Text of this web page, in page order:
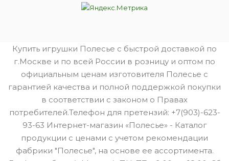
Купить игрушки Полесье с быстрой доставкой по
г.Москве и по всей России в розницу и оптом по
официальным ценам изготовителя Полесье с
гарантией качества и полной поддержкой покупки
в соответствии с законом о Правах
потребителей.Телефон для претензий: +7(903)-623-
93-63 Интернет-магазин «Полесье» - Каталог
продукции с ценами с учетом рекомендации
фабрики "Полесье", на основе ее ассортимента.